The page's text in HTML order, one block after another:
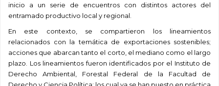
inicio a un serie de encuentros con distintos actores del
entramado productivo local y regional.
En este contexto, se compartieron los lineamientos
relacionados con la temática de exportaciones sostenibles;
acciones que abarcan tanto el corto, el mediano como el largo
plazo. Los lineamientos fueron identificados por el Instituto de
Derecho Ambiental, Forestal Federal de la Facultad de
Derecho y Ciencia Política; los cual ya se han puesto en práctica